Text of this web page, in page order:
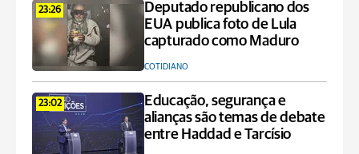
23:26
Deputado republicano dos
EUA publica foto de Lula
capturado como Maduro
COTIDIANO
23:02
Educação, segurança e
alianças são temas de debate
entre Haddad e Tarcísio